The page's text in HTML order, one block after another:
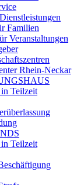
Familien
Veranstaltungen
Rhein-Neckar
Teilzeit
Teilzeit